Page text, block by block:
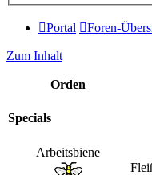
Portal Foren-
Zum Inhalt
Orden
Specials
Arbeitsbiene